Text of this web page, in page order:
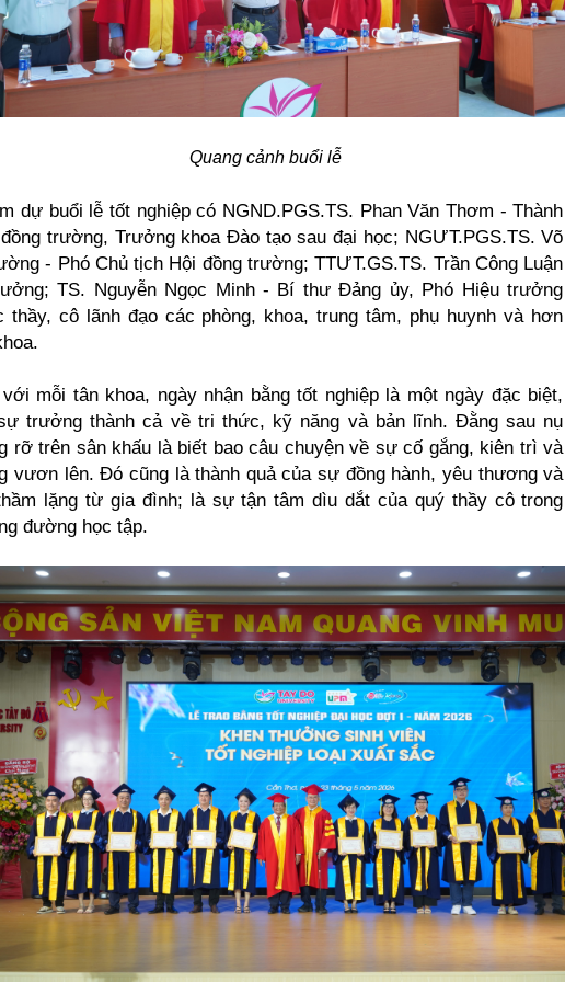
Quang cảnh buổi lễ
dự buổi lễ tốt nghiệp có NGND.PGS.TS. Phan Văn Thơm - Thành
trường, Trưởng khoa Đào tạo sau đại học; NGƯT.PGS.TS. Võ
- Phó Chủ tịch Hội đồng trường; TTƯT.GS.TS. Trần Công Luận
TS. Nguyễn Ngọc Minh - Bí thư Đảng ủy, Phó Hiệu trưởng
thầy, cô lãnh đạo các phòng, khoa, trung tâm, phụ huynh và hơn
mỗi tân khoa, ngày nhận bằng tốt nghiệp là một ngày đặc biệt,
trưởng thành cả về tri thức, kỹ năng và bản lĩnh. Đằng sau nụ
rỡ trên sân khấu là biết bao câu chuyện về sự cố gắng, kiên trì và
vươn lên. Đó cũng là thành quả của sự đồng hành, yêu thương và
lặng từ gia đình; là sự tận tâm dìu dắt của quý thầy cô trong
đường học tập.